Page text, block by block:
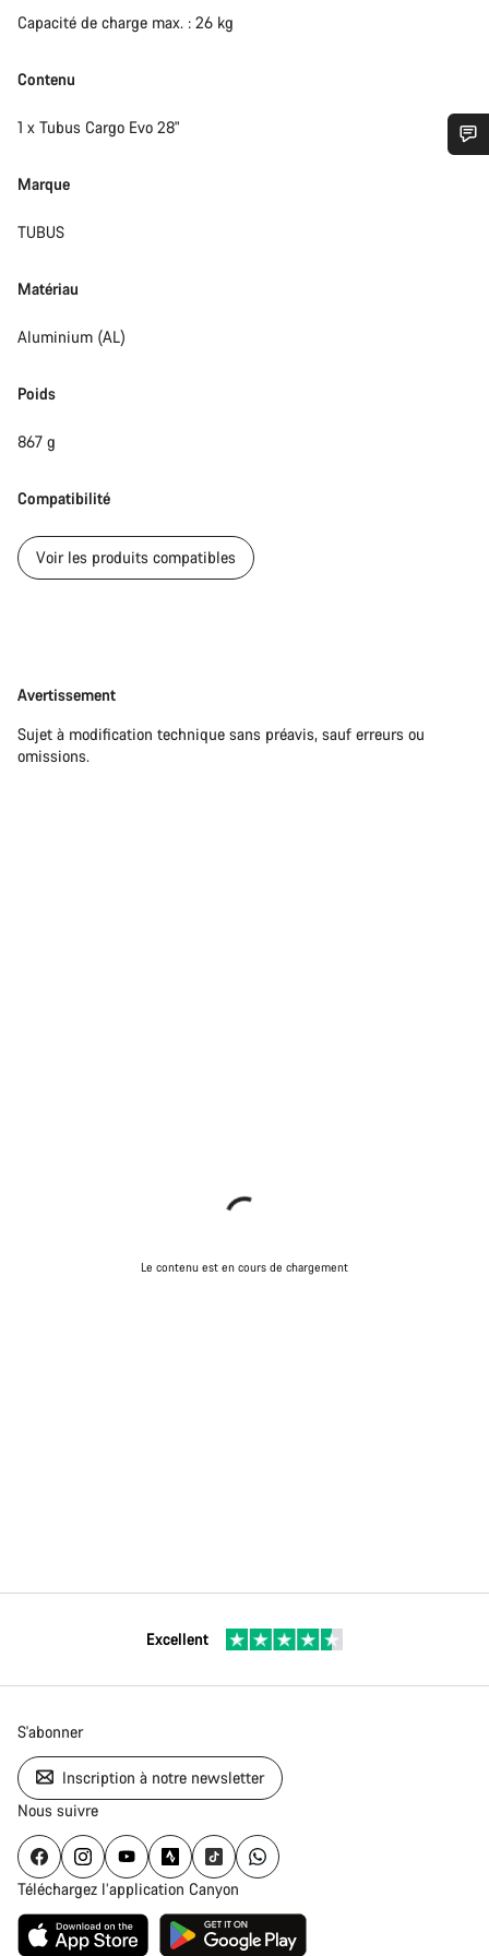
Capacité de charge max. : 26 kg
Contenu
1 x Tubus Cargo Evo 28"
Marque
TUBUS
Matériau
Aluminium (AL)
Poids
867 g
Compatibilité
Voir les produits compatibles
Avertissement
Avertissement
Sujet à modification technique sans préavis, sauf erreurs ou
omissions.
Le contenu est en cours de chargement
Excellent
S'abonner
Inscription à notre newsletter
Nous suivre
Téléchargez l’application Canyon
Nos experts du service client vous attendent pour